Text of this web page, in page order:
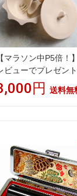
【マラソン中P5倍！
ビューでプレゼント
ウル シリコン 食器
ン フォーク付き 離
フリー 出産祝い プ
円 送料無